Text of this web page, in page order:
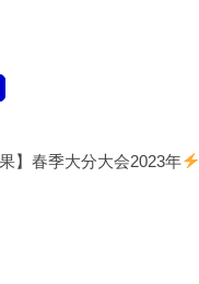
果】春季大分大会2023年